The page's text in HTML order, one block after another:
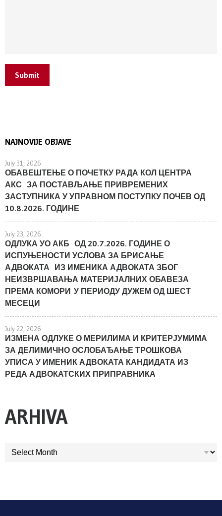
Submit
NAJNOVIJE OBJAVE
July 31, 2026
ОБАВЕШТЕЊЕ О ПОЧЕТКУ РАДА КОЛ ЦЕНТРА
АКС ЗА ПОСТАВЉАЊЕ ПРИВРЕМЕНИХ
ЗАСТУПНИКА У УПРАВНОМ ПОСТУПКУ ПОЧЕВ ОД
10.8.2026. ГОДИНЕ
July 23, 2026
ОДЛУКА УО АКБ ОД 20.7.2026. ГОДИНЕ О
ИСПУЊЕНОСТИ УСЛОВА ЗА БРИСАЊЕ
АДВОКАТА ИЗ ИМЕНИКА АДВОКАТА ЗБОГ
НЕИЗВРШАВАЊА МАТЕРИЈАЛНИХ ОБАВЕЗА
ПРЕМА КОМОРИ У ПЕРИОДУ ДУЖЕМ ОД ШЕСТ
МЕСЕЦИ
July 22, 2026
ИЗМЕНА ОДЛУКЕ О МЕРИЛИМА И КРИТЕРЈУМИМА
ЗА ДЕЛИМИЧНО ОСЛОБАЂАЊЕ ТРОШКОВА
УПИСА У ИМЕНИК АДВОКАТА КАНДИДАТА ИЗ
РЕДА АДВОКАТСКИХ ПРИПРАВНИКА
ARHIVA
ARHIVA